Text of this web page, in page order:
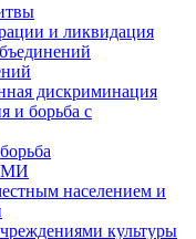
и ликвидация
дискриминация
и борьба с
населением и
культуры